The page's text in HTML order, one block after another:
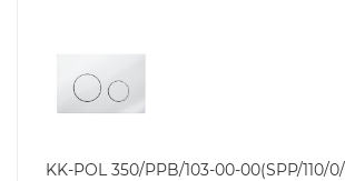
KK-POL 350/PPB/103-00-00(SPP/110/0/